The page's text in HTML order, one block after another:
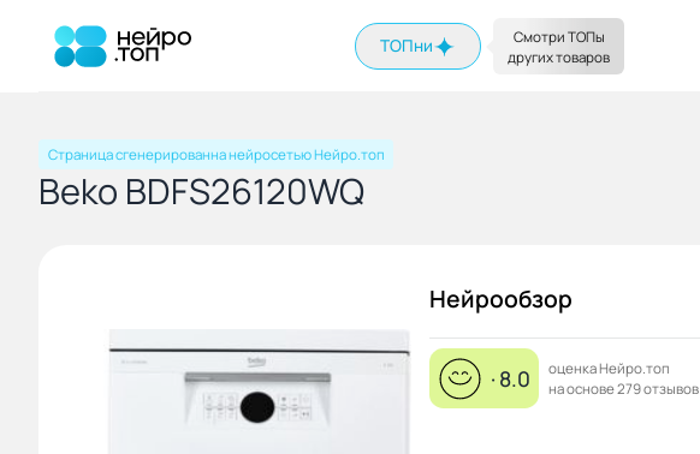
На главную ТОПни
Страница сгенерированна нейросетью Нейро.топ
Beko BDFS26120WQ
Нейрообзор
· 8.0
оценка Нейро.топ
на основе 279 отзывов
Смотри ТОПы
других товаров